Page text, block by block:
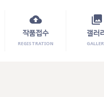
cloud_upload
작품접수
REGISTRATION
photo_library
갤러리